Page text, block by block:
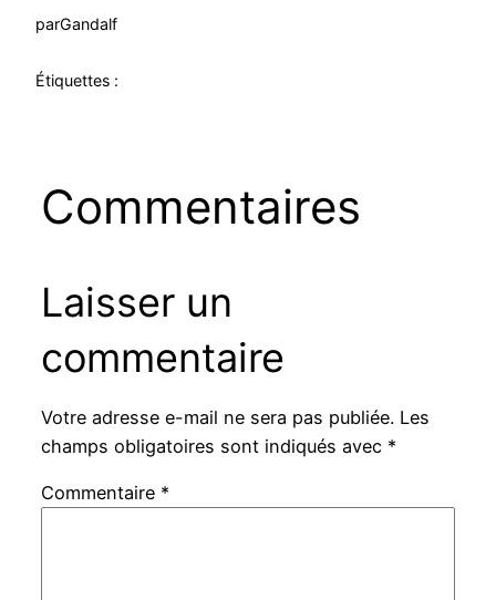
parGandalf
Étiquettes :
Commentaires
Laisser un
commentaire
Votre adresse e-mail ne sera pas publiée. Les
champs obligatoires sont indiqués avec *
Commentaire *